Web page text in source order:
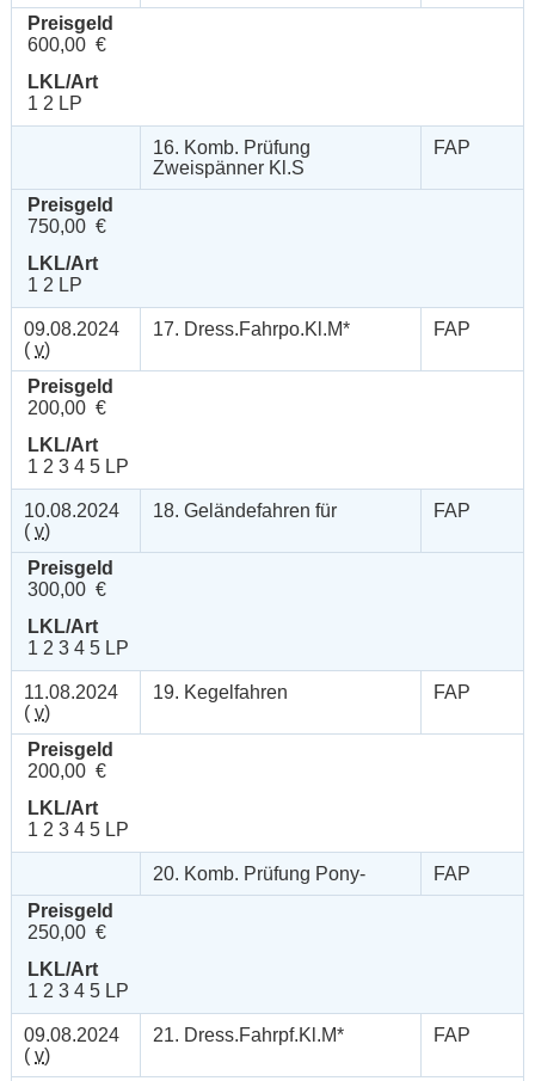
Preisgeld
600,00 €
LKL/Art
1 2 LP
16. Komb. Prüfung
Zweispänner Kl.S
FAP
Preisgeld
750,00 €
LKL/Art
1 2 LP
09.08.2024
( v)
17. Dress.Fahrpo.Kl.M* FAP
Preisgeld
200,00 €
LKL/Art
1 2 3 4 5 LP
10.08.2024
( v)
18. Geländefahren für FAP
Preisgeld
300,00 €
LKL/Art
1 2 3 4 5 LP
11.08.2024
( v)
19. Kegelfahren FAP
Preisgeld
200,00 €
LKL/Art
1 2 3 4 5 LP
20. Komb. Prüfung Pony-
FAP
Preisgeld
250,00 €
LKL/Art
1 2 3 4 5 LP
09.08.2024
( v)
21. Dress.Fahrpf.Kl.M* FAP